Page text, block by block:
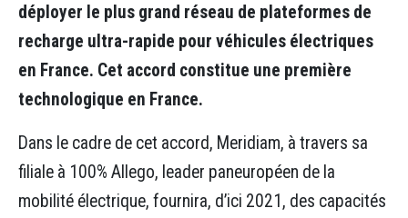
déployer le plus grand réseau de plateformes de
recharge ultra-rapide pour véhicules électriques
en France. Cet accord constitue une première
technologique en France.
Dans le cadre de cet accord, Meridiam, à travers sa
filiale à 100% Allego, leader paneuropéen de la
mobilité électrique, fournira, d’ici 2021, des capacités